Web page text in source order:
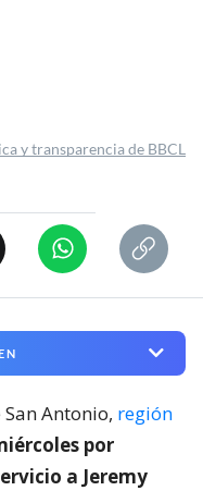
y transparencia de BBCL
Antonio, región
por
a Jeremy